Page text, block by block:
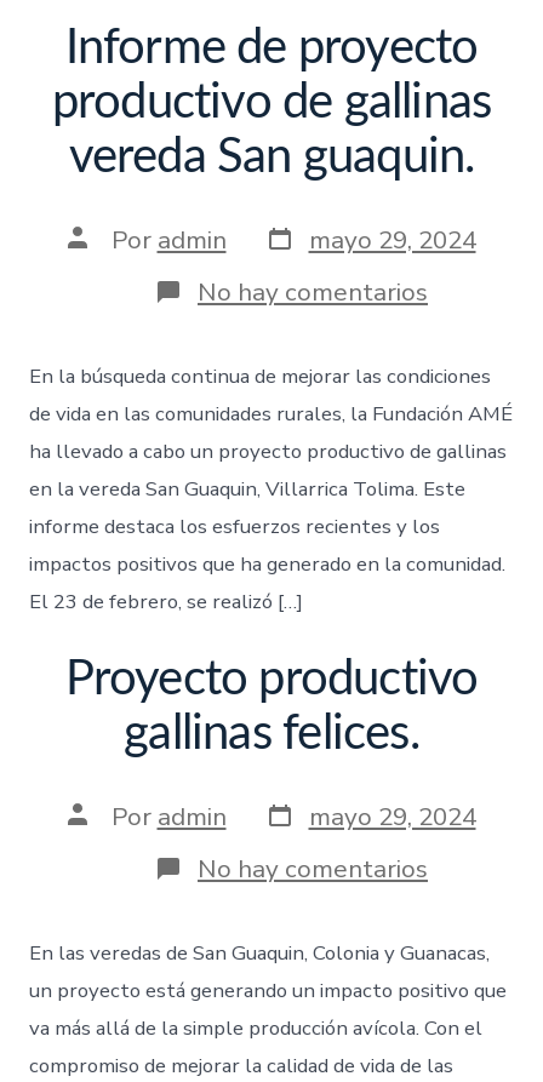
Informe de proyecto
productivo de gallinas
vereda San guaquin.
Por admin
mayo 29, 2024
No hay comentarios
En la búsqueda continua de mejorar las condiciones
de vida en las comunidades rurales, la Fundación AMÉ
ha llevado a cabo un proyecto productivo de gallinas
en la vereda San Guaquin, Villarrica Tolima. Este
informe destaca los esfuerzos recientes y los
impactos positivos que ha generado en la comunidad.
El 23 de febrero, se realizó […]
Proyecto productivo
gallinas felices.
Por admin
mayo 29, 2024
No hay comentarios
En las veredas de San Guaquin, Colonia y Guanacas,
un proyecto está generando un impacto positivo que
va más allá de la simple producción avícola. Con el
compromiso de mejorar la calidad de vida de las